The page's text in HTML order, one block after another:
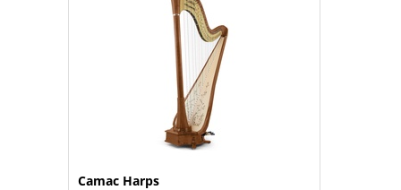
Camac Harps